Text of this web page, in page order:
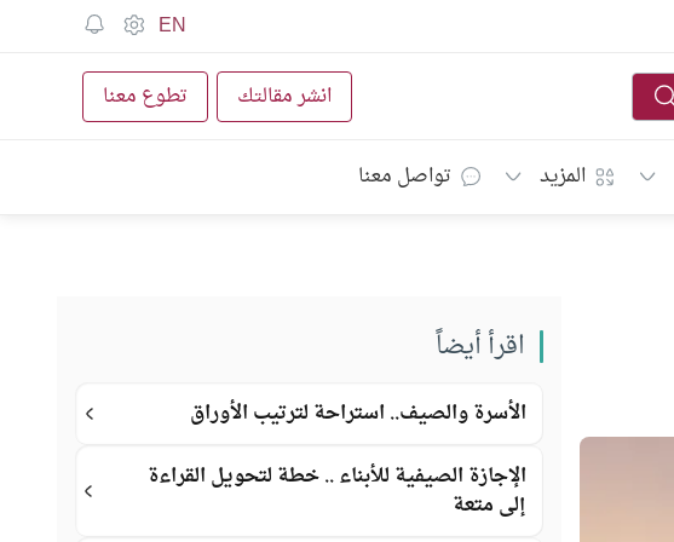
EN
انشر مقالتك تطوع معنا
المزيد تواصل معنا
اقرأ أيضاً
الأسرة والصيف.. استراحة لترتيب الأوراق
الإجازة الصيفية للأبناء .. خطة لتحويل القراءة
إلى متعة